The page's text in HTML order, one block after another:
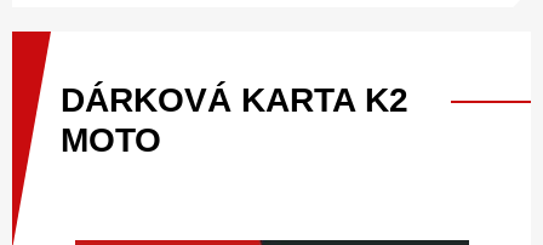
DÁRKOVÁ KARTA K2
MOTO